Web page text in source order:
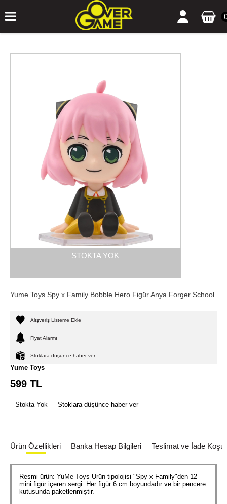
STOKTA YOK
Yume Toys Spy x Family Bobble Hero Figür Anya Forger School
Alışveriş Listeme Ekle
Fiyat Alarmı
Stoklara düşünce haber ver
Yume Toys
599 TL
Stokta Yok Stoklara düşünce haber ver
Ürün Özellikleri Banka Hesap Bilgileri Teslimat ve İade
Resmi ürün: YuMe Toys Ürün tipolojisi "Spy x Family"den 12
mini figür içeren sergi. Her figür 6 cm boyundadır ve bir pencere
kutusunda paketlenmiştir.